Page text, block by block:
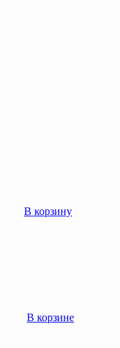
В корзину
В корзине